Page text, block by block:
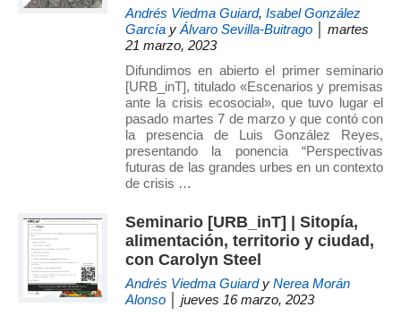
Andrés Viedma Guiard, Isabel González
García y Álvaro Sevilla-Buitrago │ martes
21 marzo, 2023
Difundimos en abierto el primer seminario
[URB_inT], titulado «Escenarios y premisas
ante la crisis ecosocial», que tuvo lugar el
pasado martes 7 de marzo y que contó con
la presencia de Luis González Reyes,
presentando la ponencia “Perspectivas
futuras de las grandes urbes en un contexto
de crisis …
Seminario [URB_inT] | Sitopía,
alimentación, territorio y ciudad,
con Carolyn Steel
Andrés Viedma Guiardy Nerea Morán
Alonso │ jueves 16 marzo, 2023